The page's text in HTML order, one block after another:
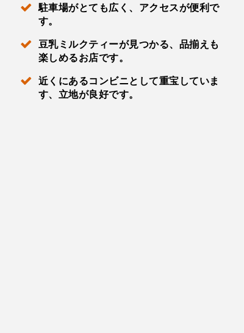
駐車場がとても広く、アクセスが便利で
す。
豆乳ミルクティーが見つかる、品揃えも
楽しめるお店です。
近くにあるコンビニとして重宝していま
す、立地が良好です。